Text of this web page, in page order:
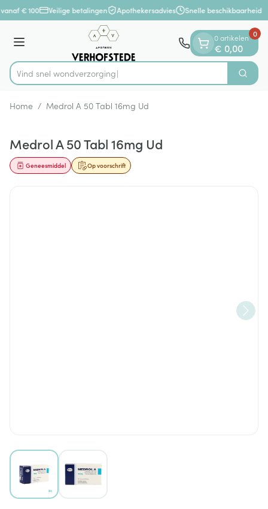
Ga naar de inhoud
1 van 1
€ 100 Veilige betalingen Apothekersadvies Snelle beschikbaarheid
Menu
Product, merk, categorie...
Vind snel wondv Zoek
0 artikelen
€ 0,00
0
Home / Medrol A 50 Tabl 16mg Ud
Medrol A 50 Tabl 16mg Ud
Op voorschrift
Geneesmiddel
View larger image